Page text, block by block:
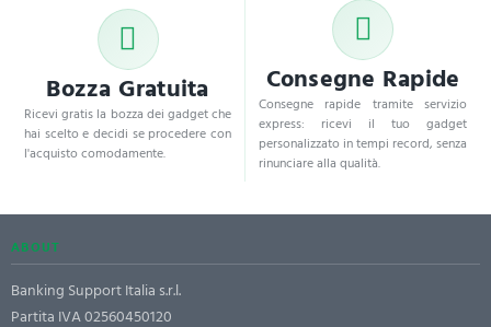
Bozza Gratuita
Ricevi gratis la bozza dei gadget che
hai scelto e decidi se procedere con
l'acquisto comodamente.
Consegne Rapide
Consegne rapide tramite servizio
express: ricevi il tuo gadget
personalizzato in tempi record, senza
rinunciare alla qualità.
ABOUT
Banking Support Italia s.r.l.
Partita IVA 02560450120